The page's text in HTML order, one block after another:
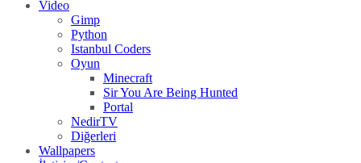
Video
Gimp
Python
Istanbul Coders
Oyun
Minecraft
Sir You Are Being Hunted
Portal
NedirTV
Diğerleri
Wallpapers